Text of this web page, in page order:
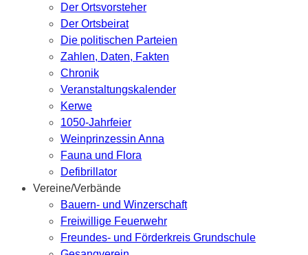
Der Ortsvorsteher
Der Ortsbeirat
Die politischen Parteien
Zahlen, Daten, Fakten
Chronik
Veranstaltungskalender
Kerwe
1050-Jahrfeier
Weinprinzessin Anna
Fauna und Flora
Defibrillator
Vereine/Verbände
Bauern- und Winzerschaft
Freiwillige Feuerwehr
Freundes- und Förderkreis Grundschule